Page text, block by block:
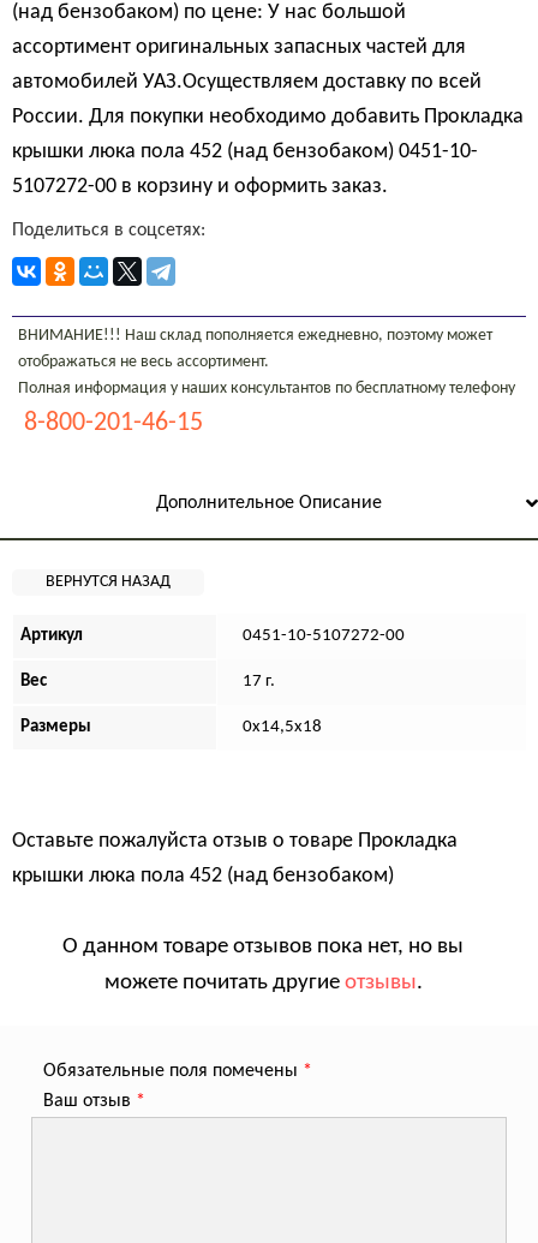
(над бензобаком) по цене: У нас большой
ассортимент оригинальных запасных частей для
автомобилей УАЗ.Осуществляем доставку по всей
России. Для покупки необходимо добавить Прокладка
крышки люка пола 452 (над бензобаком) 0451-10-
5107272-00 в корзину и оформить заказ.
Поделиться в соцсетях:
ВНИМАНИЕ!!! Наш склад пополняется ежедневно, поэтому может
отображаться не весь ассортимент.
Полная информация у наших консультантов по бесплатному телефону
8-800-201-46-15
Дополнительное Описание
Артикул 0451-10-5107272-00
Вес 17 г.
Размеры 0х14,5х18
Оставьте пожалуйста отзыв о товаре Прокладка
крышки люка пола 452 (над бензобаком)
О данном товаре отзывов пока нет, но вы
можете почитать другие отзывы.
Обязательные поля помечены *
Ваш отзыв *